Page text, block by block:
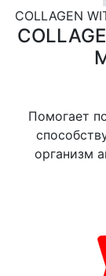
COLLAGEN
Помогает
организм